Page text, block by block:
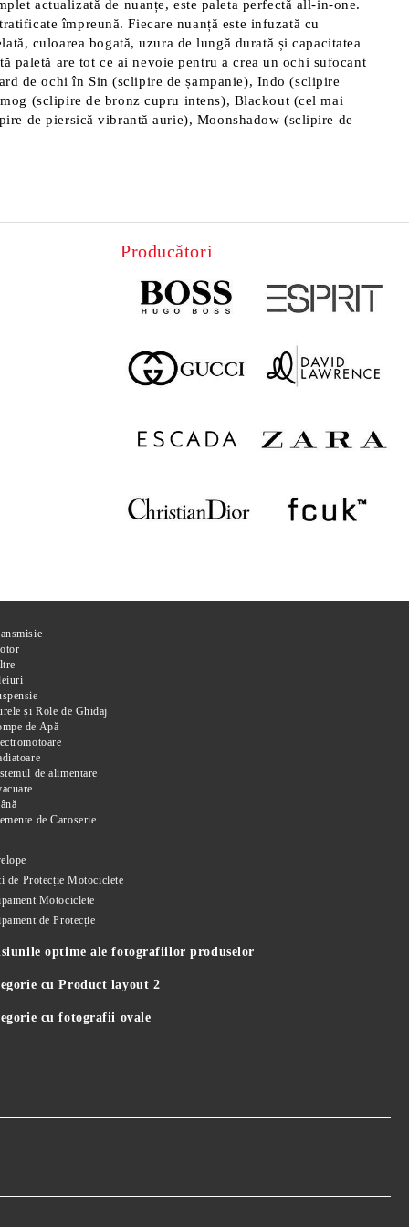
actualizată de nuanțe, este paleta perfectă all-in-one.
împreună. Fiecare nuanță este infuzată cu
culoarea bogată, uzura de lungă durată și capacitatea
paletă are tot ce ai nevoie pentru a crea un ochi sufocant
de ochi în Sin (sclipire de șampanie), Indo (sclipire
(sclipire de bronz cupru intens), Blackout (cel mai
de piersică vibrantă aurie), Moonshadow (sclipire de
Producători
și Role de Ghidaj
de Apă
de alimentare
de Caroserie
de Protecție Motociclete
Motociclete
de Protecție
optime ale fotografiilor produselor
cu Product layout 2
cu fotografii ovale